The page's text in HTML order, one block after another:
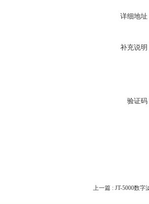
详细地址
补充说明
验证码
上一篇 : JT-5000数字